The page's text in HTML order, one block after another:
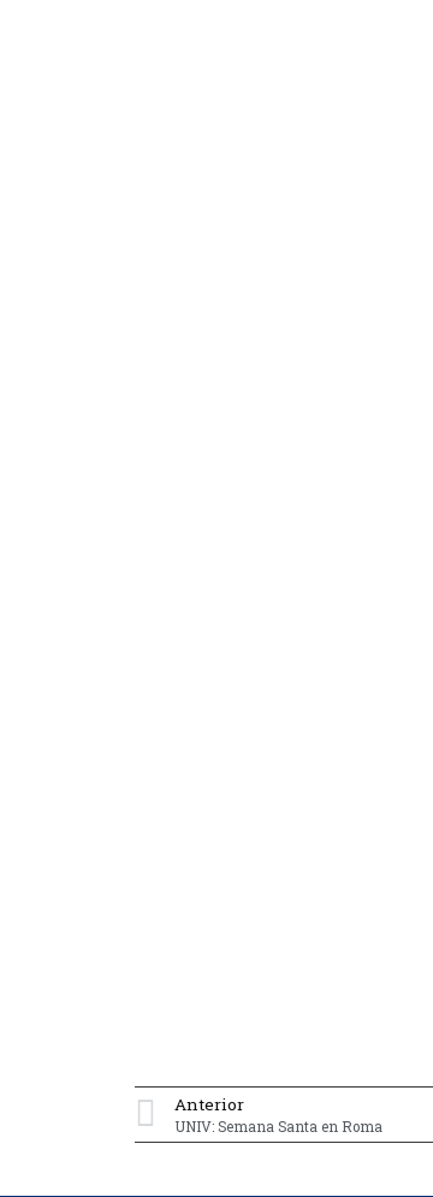
Anterior
UNIV: Semana Santa en Roma